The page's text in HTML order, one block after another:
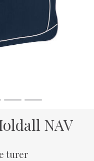
NAV
turer